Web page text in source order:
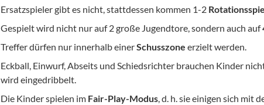
Ersatzspieler gibt es nicht, stattdessen kommen 1-2
Gespielt wird nicht nur auf 2 große Jugendtore, sondern auch auf
Treffer dürfen nur innerhalb einerSchusszone erzielt werden.
Eckball, Einwurf, Abseits und Schiedsrichter brauchen Kinder
wird eingedribbelt.
Die Kinder spielen im Fair-Play-Modus, d. h. sie einigen sich mit